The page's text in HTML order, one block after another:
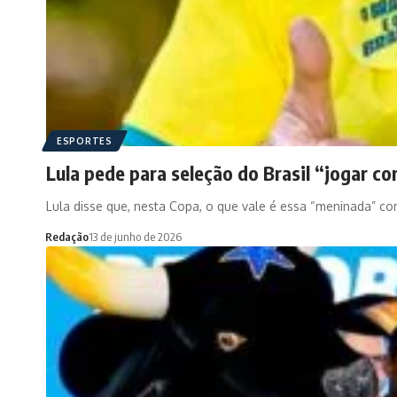
ESPORTES
Lula pede para seleção do Brasil “jogar
Lula disse que, nesta Copa, o que vale é essa “meninada”
Redação13 de junho de 2026